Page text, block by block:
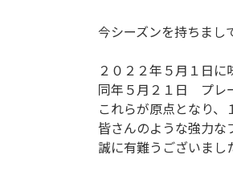
今シーズンを持ちまし
２０２２年５月１日
同年５月２１日 プレ
これらが原点となり、
皆さんのような強力な
誠に有難うございまし